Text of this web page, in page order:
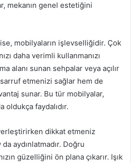
mekanın genel estetiğini
mobilyaların işlevselliğidir. Çok
daha verimli kullanmanızı
alanı sunan sehpalar veya açılır
etmenizi sağlar hem de
sunar. Bu tür mobilyalar,
oldukça faydalıdır.
dikkat etmeniz
aydınlatmadır. Doğru
güzelliğini ön plana çıkarır. Işık